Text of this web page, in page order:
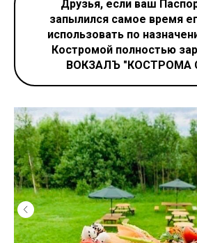
Друзья, если ваш
запылился самое время
использовать по
Костромой полностью
ВОКЗАЛЪ "КОСТРОМА